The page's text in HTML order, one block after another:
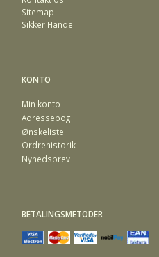
Sitemap
Sikker Handel
KONTO
Min konto
Adressebog
Ønskeliste
Ordrehistorik
Nyhedsbrev
BETALINGSMETODER